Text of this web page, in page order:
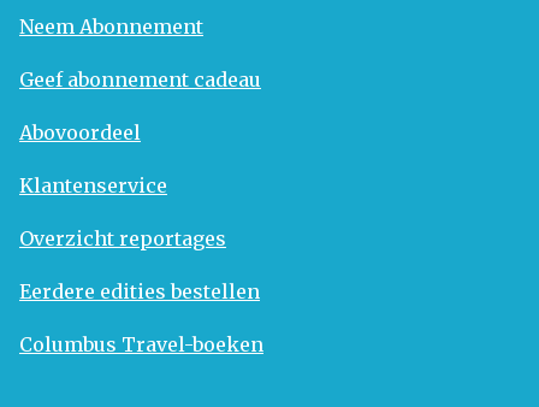
Neem Abonnement
Geef abonnement cadeau
Abovoordeel
Klantenservice
Overzicht reportages
Eerdere edities bestellen
Columbus Travel-boeken